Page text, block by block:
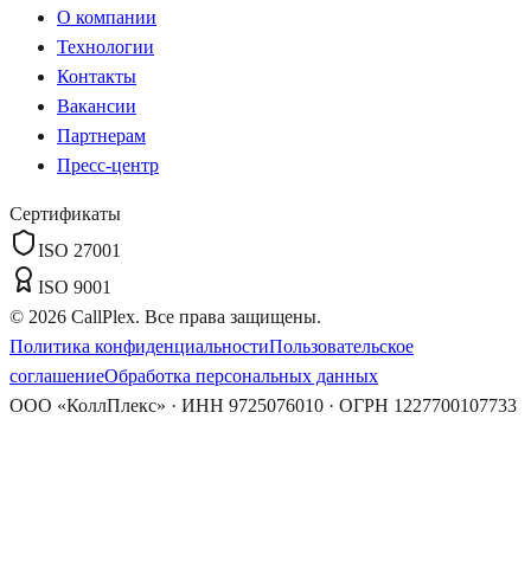
О компании
Технологии
Контакты
Вакансии
Партнерам
Пресс-центр
Сертификаты
ISO 27001
ISO 9001
© 2026 CallPlex. Все права защищены.
Политика конфиденциальностиПользовательское
соглашениеОбработка персональных данных
ООО «КоллПлекс» · ИНН 9725076010 · ОГРН 1227700107733